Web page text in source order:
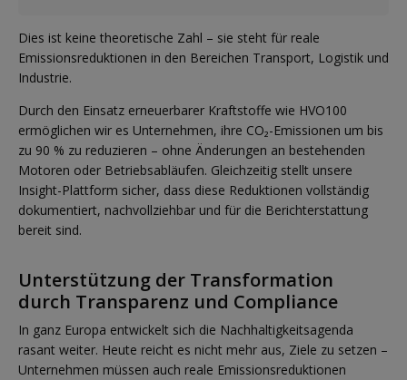
Dies ist keine theoretische Zahl – sie steht für reale
Emissionsreduktionen in den Bereichen Transport, Logistik und
Industrie.
Durch den Einsatz erneuerbarer Kraftstoffe wie HVO100
ermöglichen wir es Unternehmen, ihre CO₂-Emissionen um bis
zu 90 % zu reduzieren – ohne Änderungen an bestehenden
Motoren oder Betriebsabläufen. Gleichzeitig stellt unsere
Insight-Plattform sicher, dass diese Reduktionen vollständig
dokumentiert, nachvollziehbar und für die Berichterstattung
bereit sind.
Unterstützung der Transformation
durch Transparenz und Compliance
In ganz Europa entwickelt sich die Nachhaltigkeitsagenda
rasant weiter. Heute reicht es nicht mehr aus, Ziele zu setzen –
Unternehmen müssen auch reale Emissionsreduktionen